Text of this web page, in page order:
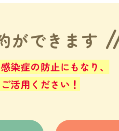
ができます
染症の防止にもなり、
活用ください！